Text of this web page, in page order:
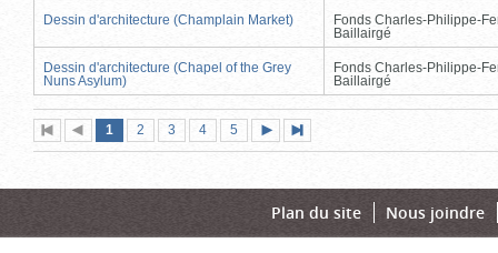
Dessin d'architecture (Champlain Market)
Fonds Charles-Philippe-
Baillairgé
Dessin d'architecture (Chapel of the Grey
Nuns Asylum)
Fonds Charles-Philippe-
Baillairgé
Première
page
Page
précédente
Page
1 (page
actuelle)
Page
2 Page
3 Page
4 Page
5
suivante
page
Plan du site Nous joindre